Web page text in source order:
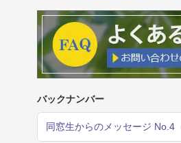
バックナンバー
同窓生からのメッセージ No.4